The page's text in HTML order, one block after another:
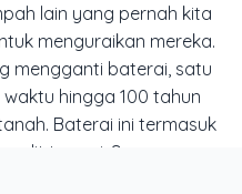
lain yang pernah kita
menguraikan mereka.
mengganti baterai, satu
hingga 100 tahun
Baterai ini termasuk
sulit terurai. Senyawa